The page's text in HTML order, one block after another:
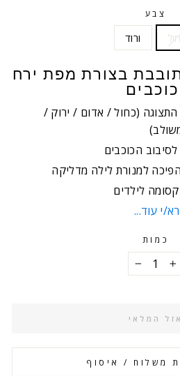
צבע
ורוד
בצורת מפת ירח
(כחול / אדום / ירוק /
הכוכבים
למנורת לילה מדליקה
לילדים
י עוד...
כמות
− +
אזל המלאי
משלוח / איסוף